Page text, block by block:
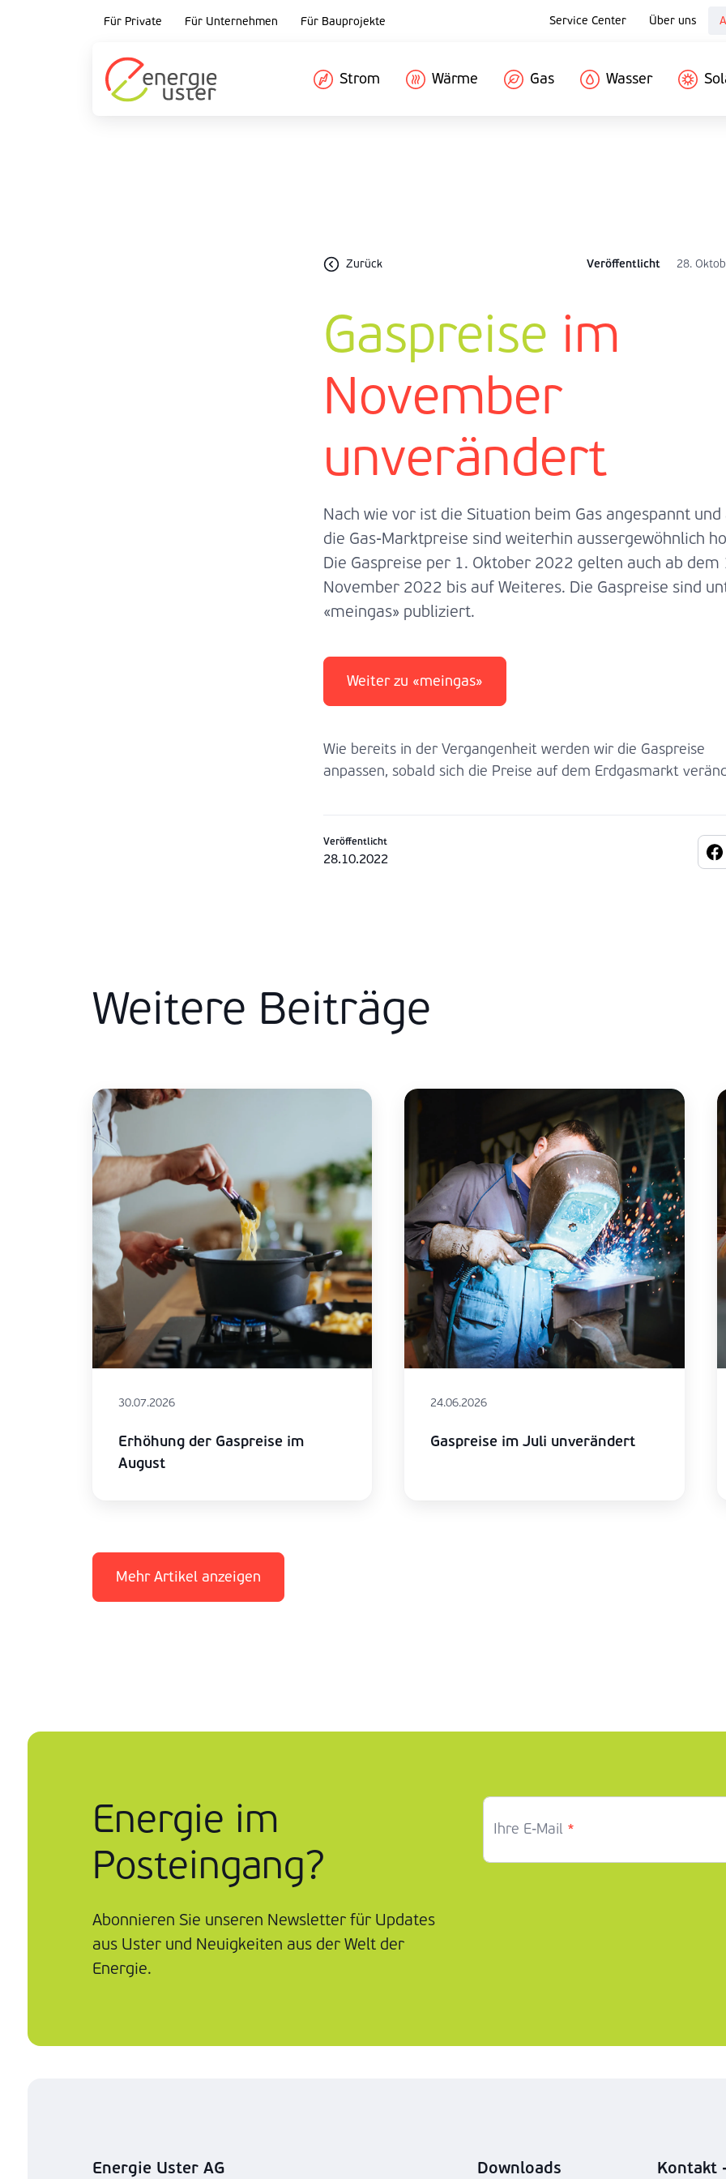
Für Private Für Unternehmen Für Bauprojekte Service Center Über uns
Strom Wärme Gas Wasser
Zurück Veröffentlicht 28.
Gaspreise im
November
unverändert
Nach wie vor ist die Situation beim Gas angespannt und
die Gas-Marktpreise sind weiterhin aussergewöhnlich
Die Gaspreise per 1. Oktober 2022 gelten auch ab dem
November 2022 bis auf Weiteres. Die Gaspreise sind
«meingas» publiziert.
Weiter zu «meingas»
Wie bereits in der Vergangenheit werden wir die Gaspreise
anpassen, sobald sich die Preise auf dem Erdgasmarkt
Veröffentlicht
28.10.2022
Weitere Beiträge
30.07.2026
Erhöhung der Gaspreise im
August
24.06.2026
Gaspreise im Juli unverändert
Mehr Artikel anzeigen
Energie im
Posteingang?
Abonnieren Sie unseren Newsletter für Updates
aus Uster und Neuigkeiten aus der Welt der
Energie.
Ihre E-Mail *
Energie Uster AG Downloads Kontakt